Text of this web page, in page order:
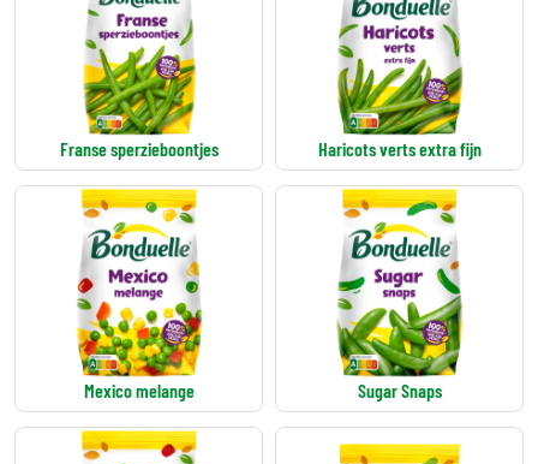
Franse sperzieboontjes Haricots verts extra fijn
Mexico melange Sugar Snaps